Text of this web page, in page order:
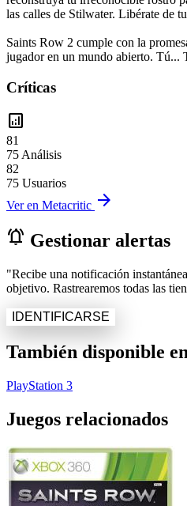
las calles de Stilwater. Libérate de
Saints Row 2 cumple con la
jugador en un mundo abierto. Tú...
Críticas
analytics
81
75 Análisis
82
75 Usuarios
Ver en Metacritic arrow_forward
notifications_active Gestionar alertas
"Recibe una notificación
objetivo. Rastrearemos todas las
IDENTIFICARSE
También disponible
PlayStation 3
Juegos relacionados